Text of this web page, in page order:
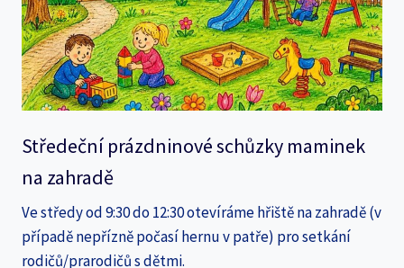
Středeční prázdninové schůzky maminek
na zahradě
Ve středy od 9:30 do 12:30 otevíráme hřiště na zahradě (v
případě nepřízně počasí hernu v patře) pro setkání
rodičů/prarodičů s dětmi.